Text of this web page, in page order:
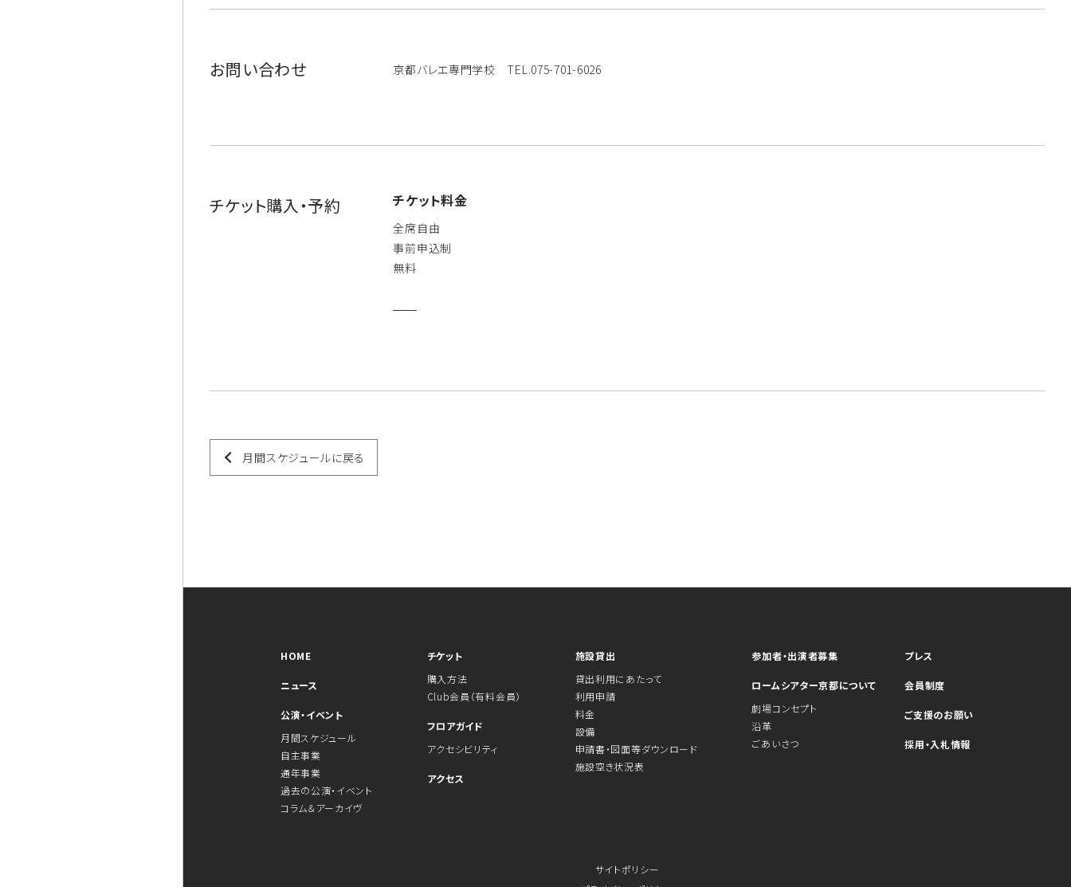
お問い合わせ 京都バレエ専門学校 TEL.075-701-6026
チケット購入・予約 チケット料金
全席自由
事前申込制
無料
月間スケジュールに戻る
HOME
ニュース
公演・イベント
月間スケジュール
自主事業
通年事業
過去の公演・イベント
コラム＆アーカイヴ
チケット
購入方法
Club会員（有料会員）
フロアガイド
アクセシビリティ
アクセス
施設貸出
貸出利用にあたって
利用申請
料金
設備
申請書・図面等ダウンロード
施設空き状況表
参加者・出演者募集
ロームシアター京都について
劇場コンセプト
沿革
ごあいさつ
プレス
会員制度
ご支援のお願い
採用・入札情報
サイトポリシー